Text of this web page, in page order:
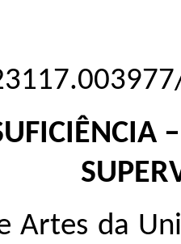
Artes da